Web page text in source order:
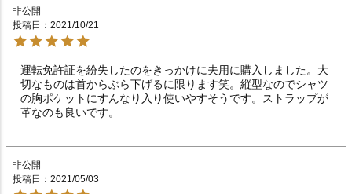
非公開
投稿日
2021/10/21
運転免許証を紛失したのをきっかけに夫用に購入しました。大
切なものは首からぶら下げるに限ります笑。縦型なのでシャツ
の胸ポケットにすんなり入り使いやすそうです。ストラップが
革なのも良いです。
非公開
投稿日
2021/05/03